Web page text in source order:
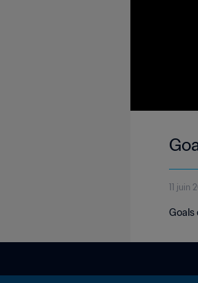
11 juin
Goals